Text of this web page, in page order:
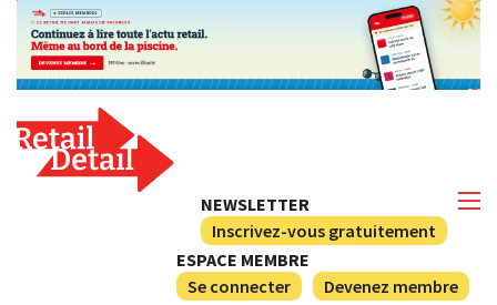
NEWSLETTER
Inscrivez-vous gratuitement
ESPACE MEMBRE
Se connecter
Devenez membre